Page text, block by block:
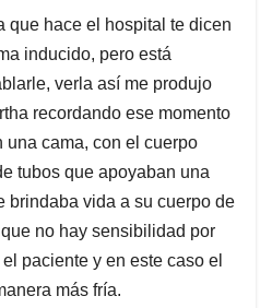
que hace el hospital te dicen
inducido, pero está
verla así me produjo
recordando ese momento
una cama, con el cuerpo
tubos que apoyaban una
brindaba vida a su cuerpo de
no hay sensibilidad por
paciente y en este caso el
más fría.